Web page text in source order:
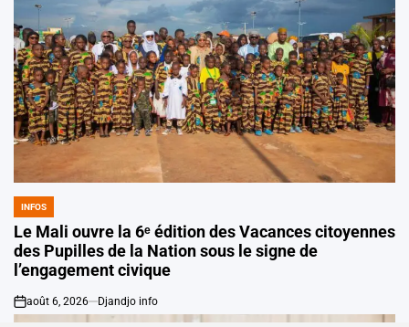
POSTED
IN
INFOS
Le Mali ouvre la 6ᵉ édition des Vacances citoyennes
des Pupilles de la Nation sous le signe de
l’engagement civique
on
août 6, 2026 Djandjo info